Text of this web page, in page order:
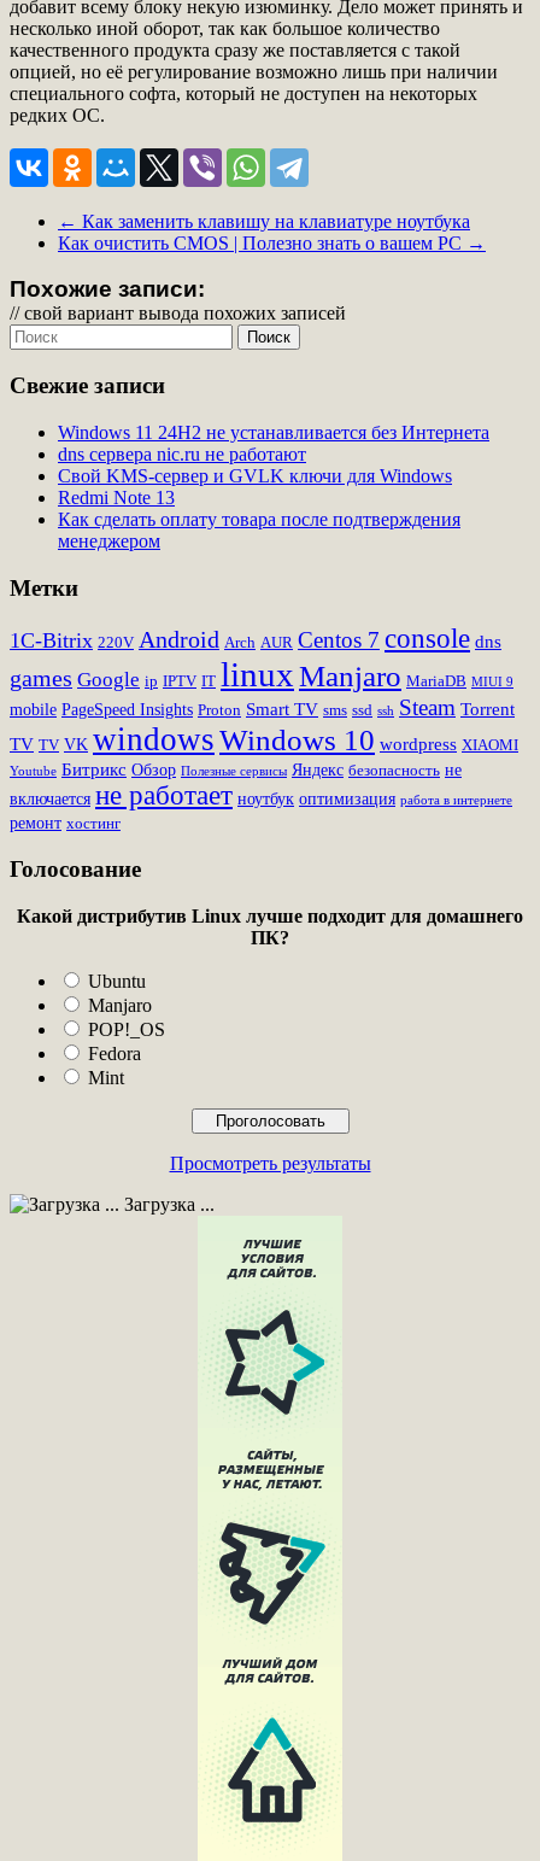
добавит всему блоку некую изюминку. Дело может принять и
несколько иной оборот, так как большое количество
качественного продукта сразу же поставляется с такой
опцией, но её регулирование возможно лишь при наличии
специального софта, который не доступен на некоторых
редких ОС.
← Как заменить клавишу на клавиатуре ноутбука
Как очистить CMOS | Полезно знать о вашем PC →
Похожие записи:
// свой вариант вывода похожих записей
Свежие записи
Windows 11 24H2 не устанавливается без Интернета
dns сервера nic.ru не работают
Свой KMS-сервер и GVLK ключи для Windows
Redmi Note 13
Как сделать оплату товара после подтверждения
менеджером
Метки
1C-Bitrix 220V Android Arch AUR Centos 7 console dns
games Google ip IPTV IT linuxManjaro MariaDB MIUI 9
mobile PageSpeed Insights Proton Smart TV sms ssd ssh Steam Torrent
TV TV VK windowsWindows 10 wordpress XIAOMI
Youtube Битрикс Обзор Полезные сервисы Яндекс безопасность не
включается не работает ноутбук оптимизация работа в интернете
ремонт хостинг
Голосование
Какой дистрибутив Linux лучше подходит для домашнего
ПК?
Ubuntu
Manjaro
POP!_OS
Fedora
Mint
Просмотреть результаты
Загрузка ...